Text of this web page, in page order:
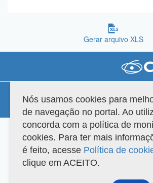
Gerar arquivo XLS
Versão do sistema: 3.88.9 Copyright 2022 Capes.
Nós usamos cookies para
de navegação no portal. Ao
concorda com a política de
cookies. Para ter mais
é feito, acesse Política de
clique em ACEITO.